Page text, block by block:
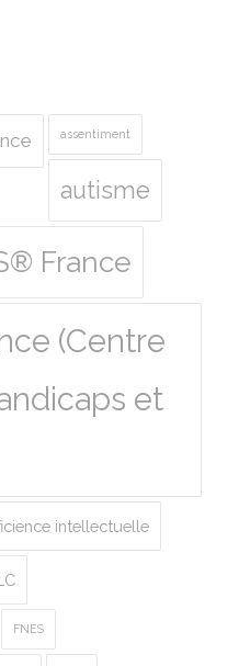
assentiment
autisme
France
(Centre
et
intellectuelle
FNES